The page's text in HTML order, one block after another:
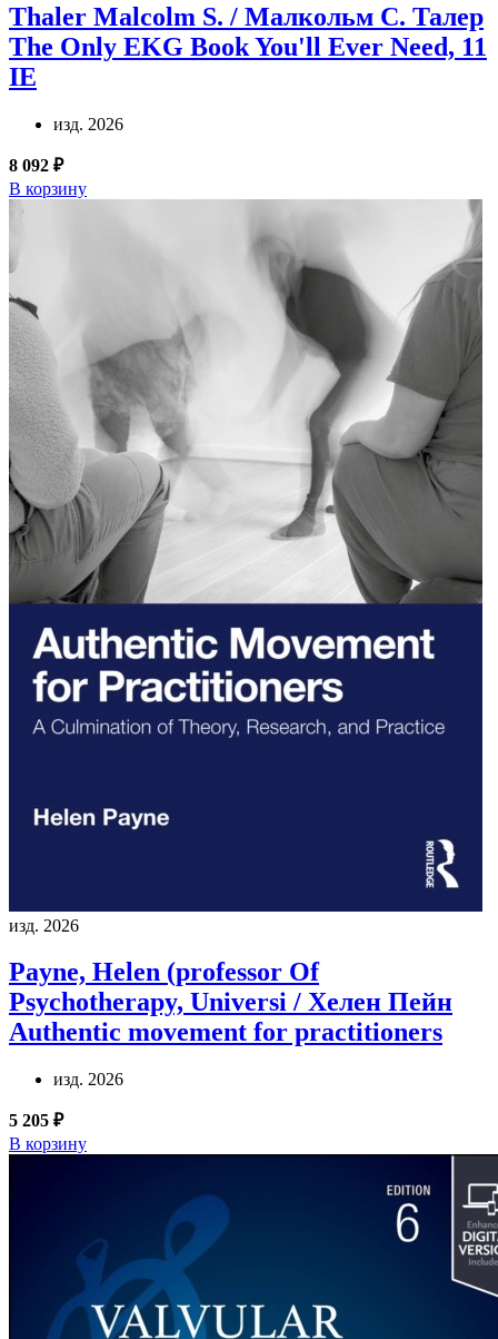
Thaler Malcolm S. / Малкольм С. Талер
The Only EKG Book You'll Ever Need, 11
IE
изд. 2026
8 092 ₽
В корзину
изд. 2026
Payne, Helen (professor Of
Psychotherapy, Universi / Хелен Пейн
Authentic movement for practitioners
изд. 2026
5 205 ₽
В корзину